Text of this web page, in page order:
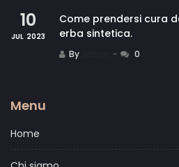
10
JUL 2023
Come prendersi cura
erba sintetica.
By 0
Menu
Home